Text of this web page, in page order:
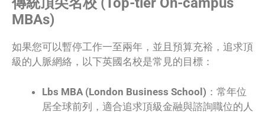
MBAs)
如果您可以暫停工作一至兩年，並且預算充裕，追求頂
級的人脈網絡，以下英國名校是常見的目標：
Lbs MBA (London Business School) ：常年位
居全球前列，適合追求頂級金融與諮詢職位的人